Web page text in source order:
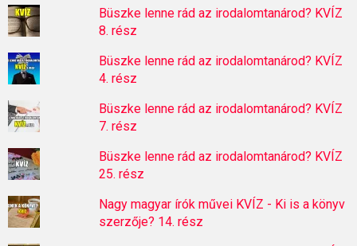
Büszke lenne rád az irodalomtanárod? KVÍZ
8. rész
Büszke lenne rád az irodalomtanárod? KVÍZ
4. rész
Büszke lenne rád az irodalomtanárod? KVÍZ
7. rész
Büszke lenne rád az irodalomtanárod? KVÍZ
25. rész
Nagy magyar írók művei KVÍZ - Ki is a könyv
szerzője? 14. rész